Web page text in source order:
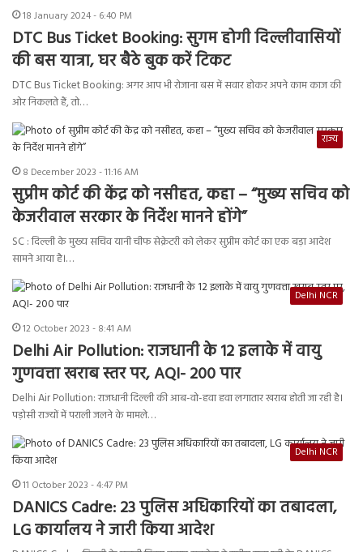
18 January 2024 - 6:40 PM
DTC Bus Ticket Booking: सुगम होगी दिल्लीवासियों
की बस यात्रा, घर बैठे बुक करें टिकट
DTC Bus Ticket Booking: अगर आप भी रोजाना बस में सवार होकर अपने काम काज की
ओर निकलते हैं, तो…
राज्य
8 December 2023 - 11:16 AM
सुप्रीम कोर्ट की केंद्र को नसीहत, कहा – “मुख्य सचिव को
केजरीवाल सरकार के निर्देश मानने होंगे”
SC : दिल्ली के मुख्य सचिव यानी चीफ सेक्रेटरी को लेकर सुप्रीम कोर्ट का एक बड़ा आदेश
सामने आया है।…
Delhi NCR
12 October 2023 - 8:41 AM
Delhi Air Pollution: राजधानी के 12 इलाके में वायु
गुणवत्ता खराब स्तर पर, AQI- 200 पार
Delhi Air Pollution: राजधानी दिल्ली की आब-वो-हवा हवा लगातार खराब होती जा रही है।
पड़ोसी राज्यों में पराली जलने के मामले…
Delhi NCR
11 October 2023 - 4:47 PM
DANICS Cadre: 23 पुलिस अधिकारियों का तबादला,
LG कार्यालय ने जारी किया आदेश